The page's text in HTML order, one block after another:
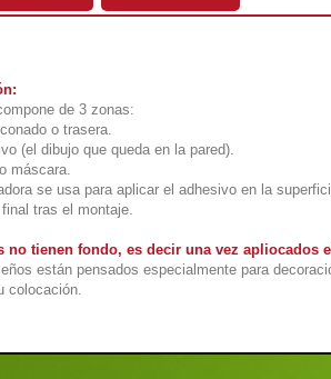
de 3 zonas:
o trasera.
(el dibujo que queda en la pared).
máscara.
se usa para aplicar el adhesivo en la
tras el montaje.
no tienen fondo, es decir una vez
están pensados especialmente para
colocación.